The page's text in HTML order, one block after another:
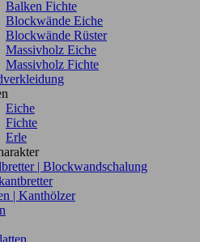
Balken Fichte
Blockwände Eiche
Blockwände Rüster
Massivholz Eiche
Massivholz Fichte
Eiche
Fichte
Erle
| Blockwandschalung
| Kanthölzer